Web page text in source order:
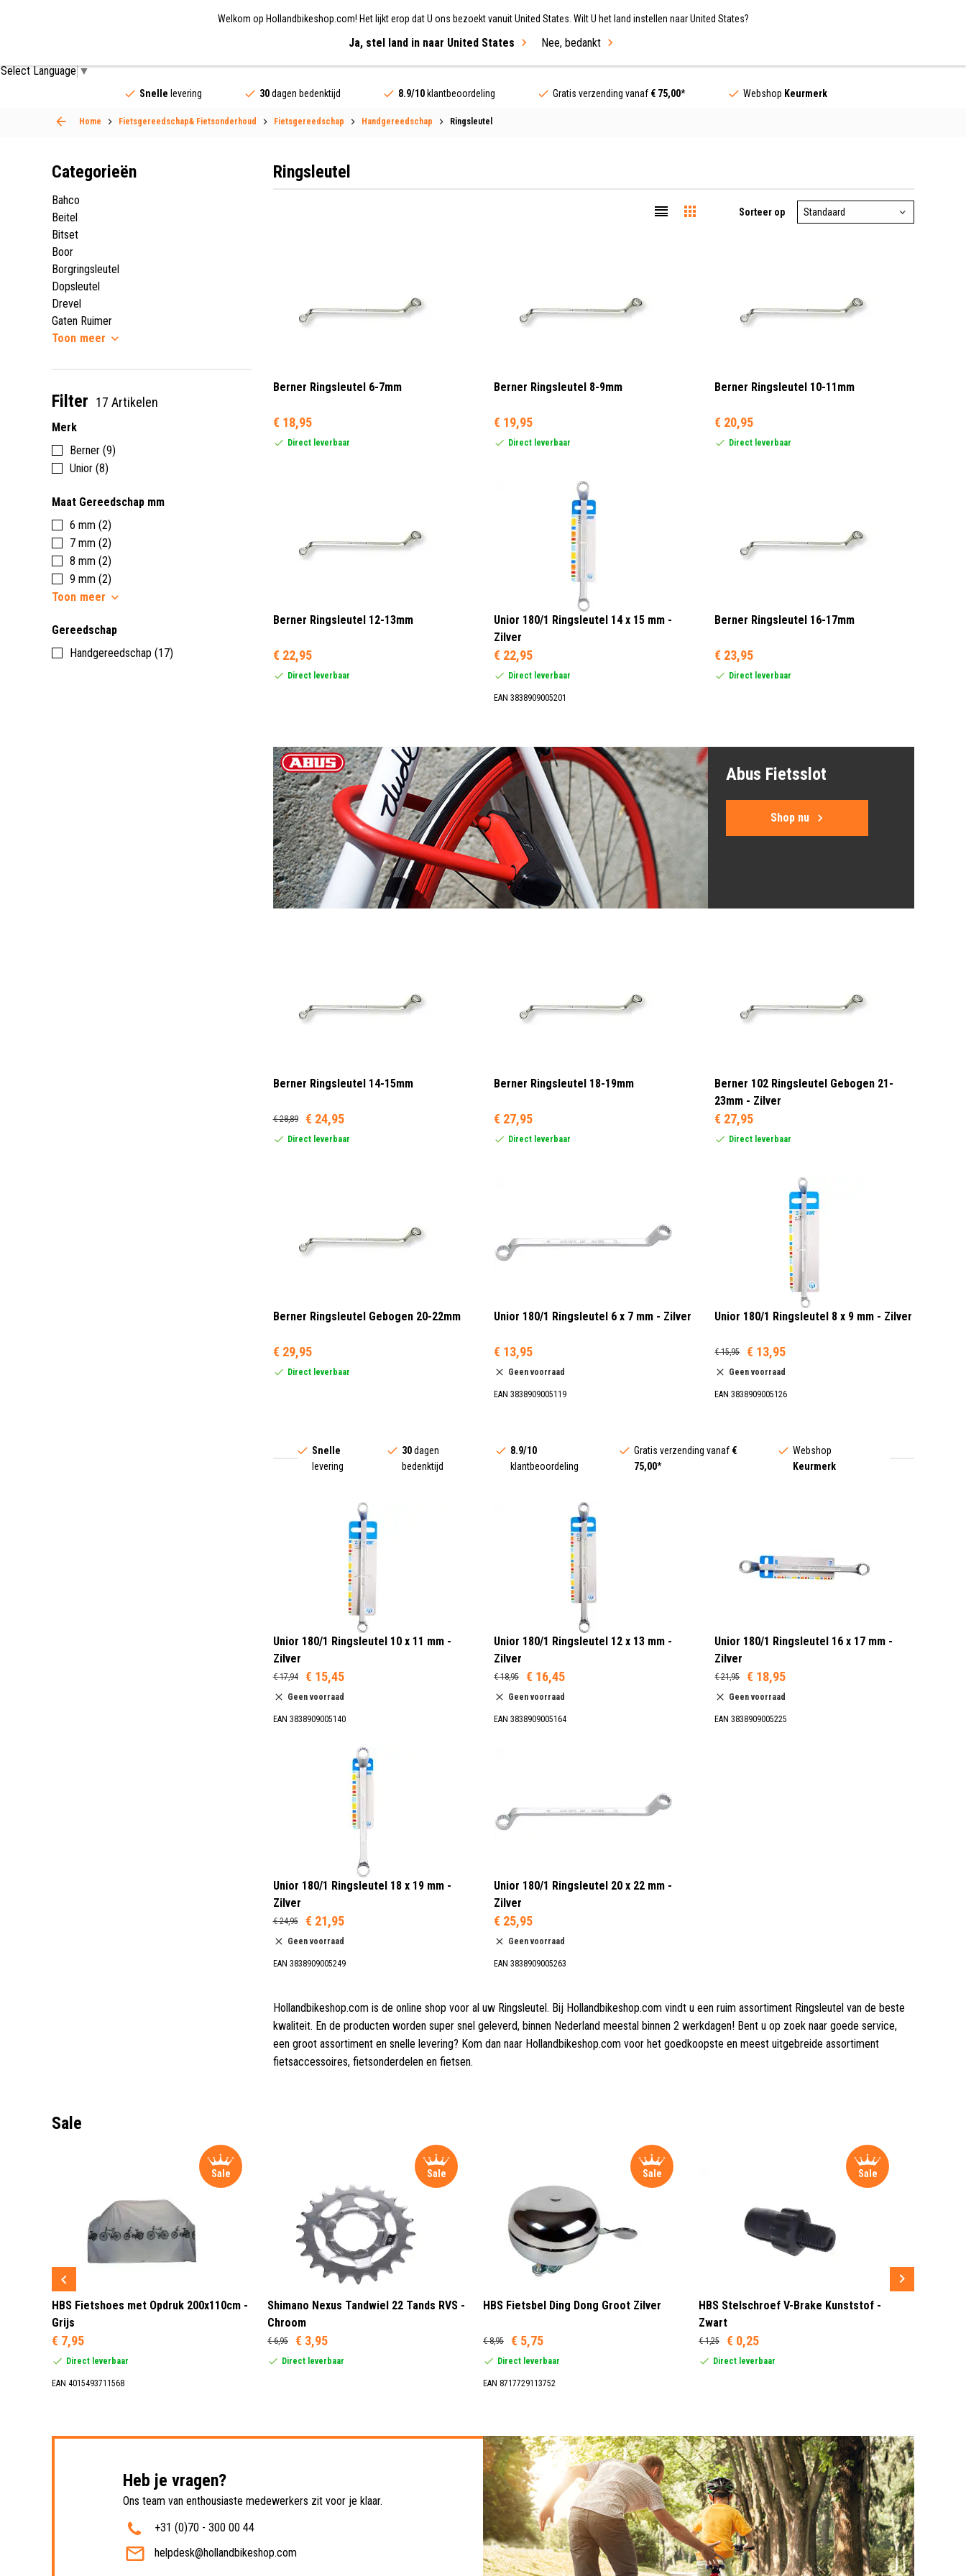
Nederland / EUR
Fietsen Merken Sale
Select Language▼
Welkom op Hollandbikeshop.com! Het lijkt erop dat U ons bezoekt vanuit United States. Wilt U het land instellen naar United States?
Ja, stel land in naar United States Nee, bedankt
Snelle levering 30dagen bedenktijd 8.9/10klantbeoordeling Gratis verzending vanaf € 75,00* Webshop Keurmerk
Home Fietsgereedschap& Fietsonderhoud Fietsgereedschap Handgereedschap Ringsleutel
Categorieën
Bahco
Beitel
Bitset
Boor
Borgringsleutel
Dopsleutel
Drevel
Gaten Ruimer
Toon meer
Filter 17 Artikelen
Merk
Berner (9)
Unior (8)
Maat Gereedschap mm
6 mm (2)
7 mm (2)
8 mm (2)
9 mm (2)
Toon meer
Gereedschap
Handgereedschap (17)
Ringsleutel
Sorteer op
Berner Ringsleutel 6-7mm
€ 18,95
Direct leverbaar
Berner Ringsleutel 8-9mm
€ 19,95
Direct leverbaar
Berner Ringsleutel 10-11mm
€ 20,95
Direct leverbaar
Berner Ringsleutel 12-13mm
€ 22,95
Direct leverbaar
Unior 180/1 Ringsleutel 14 x 15 mm -
Zilver
€ 22,95
Direct leverbaar
EAN 3838909005201
Berner Ringsleutel 16-17mm
€ 23,95
Direct leverbaar
Abus Fietsslot
Shop nu
Berner Ringsleutel 14-15mm
€ 28,89 € 24,95
Direct leverbaar
Berner Ringsleutel 18-19mm
€ 27,95
Direct leverbaar
Berner 102 Ringsleutel Gebogen 21-
23mm - Zilver
€ 27,95
Direct leverbaar
Berner Ringsleutel Gebogen 20-22mm
€ 29,95
Direct leverbaar
Unior 180/1 Ringsleutel 6 x 7 mm - Zilver
€ 13,95
Geen voorraad
EAN 3838909005119
Unior 180/1 Ringsleutel 8 x 9 mm - Zilver
€ 15,95 € 13,95
Geen voorraad
EAN 3838909005126
Snelle
levering
30dagen
bedenktijd
8.9/10
klantbeoordeling
Gratis verzending vanaf €
75,00*
Webshop
Keurmerk
Unior 180/1 Ringsleutel 10 x 11 mm -
Zilver
€ 17,94 € 15,45
Geen voorraad
EAN 3838909005140
Unior 180/1 Ringsleutel 12 x 13 mm -
Zilver
€ 18,95 € 16,45
Geen voorraad
EAN 3838909005164
Unior 180/1 Ringsleutel 16 x 17 mm -
Zilver
€ 21,95 € 18,95
Geen voorraad
EAN 3838909005225
Unior 180/1 Ringsleutel 18 x 19 mm -
Zilver
€ 24,95 € 21,95
Geen voorraad
EAN 3838909005249
Unior 180/1 Ringsleutel 20 x 22 mm -
Zilver
€ 25,95
Geen voorraad
EAN 3838909005263
Hollandbikeshop.com is de online shop voor al uw Ringsleutel. Bij Hollandbikeshop.com vindt u een ruim assortiment Ringsleutel van de beste
kwaliteit. En de producten worden super snel geleverd, binnen Nederland meestal binnen 2 werkdagen! Bent u op zoek naar goede service,
een groot assortiment en snelle levering? Kom dan naar Hollandbikeshop.com voor het goedkoopste en meest uitgebreide assortiment
fietsaccessoires, fietsonderdelen en fietsen.
Sale
Sale
HBS Fietshoes met Opdruk 200x110cm -
Grijs
€ 7,95
Direct leverbaar
EAN 4015493711568
Sale
Shimano Nexus Tandwiel 22 Tands RVS -
Chroom
€ 6,95 € 3,95
Direct leverbaar
Sale
HBS Fietsbel Ding Dong Groot Zilver
€ 8,95 € 5,75
Direct leverbaar
EAN 8717729113752
Sale
HBS Stelschroef V-Brake Kunststof -
Zwart
€ 1,25 € 0,25
Direct leverbaar
Heb je vragen?
Ons team van enthousiaste medewerkers zit voor je klaar.
+31 (0)70 - 300 00 44
helpdesk@hollandbikeshop.com